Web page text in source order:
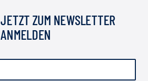
JETZT ZUM NEWSLETTER
ANMELDEN